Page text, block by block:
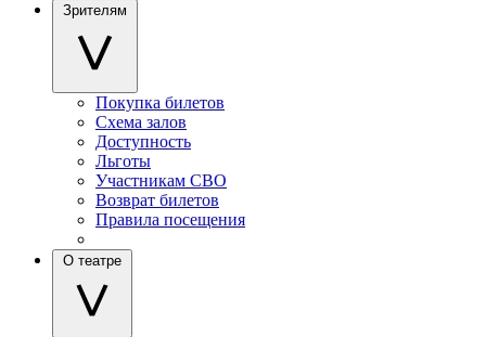
Зрителям
Покупка билетов
Схема залов
Доступность
Льготы
Участникам СВО
Возврат билетов
Правила посещения
О театре